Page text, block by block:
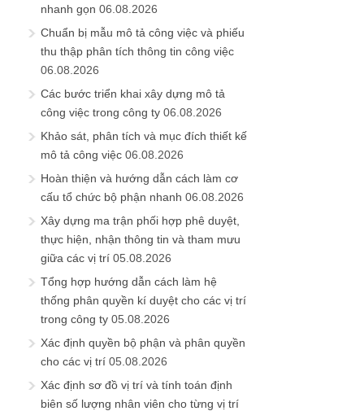
nhanh gọn 06.08.2026
Chuẩn bị mẫu mô tả công việc và phiếu
thu thập phân tích thông tin công việc
06.08.2026
Các bước triển khai xây dựng mô tả
công việc trong công ty 06.08.2026
Khảo sát, phân tích và mục đích thiết kế
mô tả công việc 06.08.2026
Hoàn thiện và hướng dẫn cách làm cơ
cấu tổ chức bộ phận nhanh 06.08.2026
Xây dựng ma trận phối hợp phê duyệt,
thực hiện, nhận thông tin và tham mưu
giữa các vị trí 05.08.2026
Tổng hợp hướng dẫn cách làm hệ
thống phân quyền kí duyệt cho các vị trí
trong công ty 05.08.2026
Xác định quyền bộ phận và phân quyền
cho các vị trí 05.08.2026
Xác định sơ đồ vị trí và tính toán định
biên số lượng nhân viên cho từng vị trí